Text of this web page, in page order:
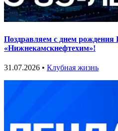
Поздравляем с днем
«Нижнекамскнефтехим»!
31.07.2026 • Клубная жизнь